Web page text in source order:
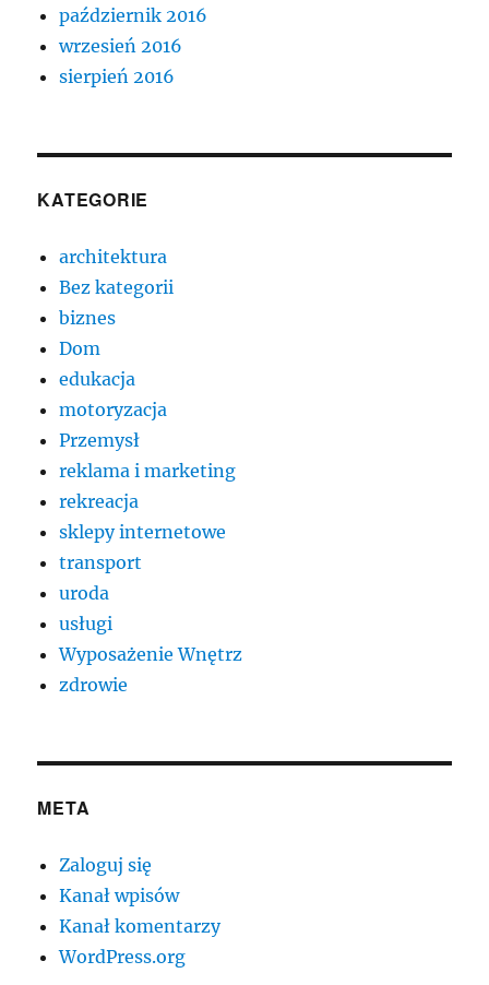
październik 2016
wrzesień 2016
sierpień 2016
KATEGORIE
architektura
Bez kategorii
biznes
Dom
edukacja
motoryzacja
Przemysł
reklama i marketing
rekreacja
sklepy internetowe
transport
uroda
usługi
Wyposażenie Wnętrz
zdrowie
META
Zaloguj się
Kanał wpisów
Kanał komentarzy
WordPress.org